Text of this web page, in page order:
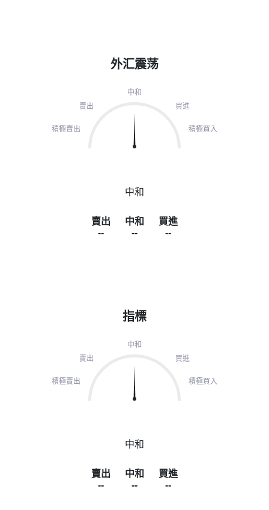
外汇震荡
中和
賣出
買進
積極賣出 積極買入
中和
賣出
--
中和
--
買進
--
指標
中和
賣出
買進
積極賣出 積極買入
中和
賣出
--
中和
--
買進
--